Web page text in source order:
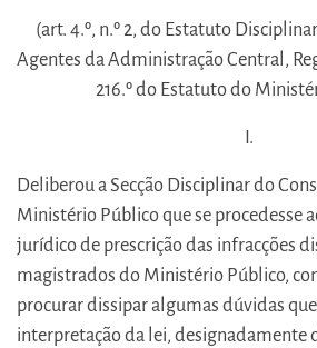
(art. 4.º, n.º 2, do Estatuto
Agentes da Administração Central,
216.º do Estatuto do
I.
Deliberou a Secção Disciplinar do
Ministério Público que se procedesse
jurídico de prescrição das infracções
magistrados do Ministério Público,
procurar dissipar algumas dúvidas
interpretação da lei, designadamente